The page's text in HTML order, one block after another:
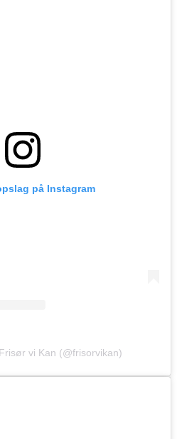
på Instagram
vi Kan (@frisorvikan)